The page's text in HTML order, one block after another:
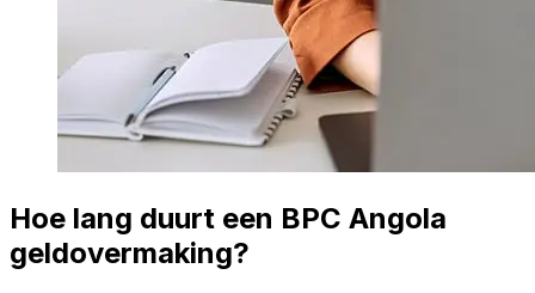
Hoe lang duurt een BPC Angola
geldovermaking?